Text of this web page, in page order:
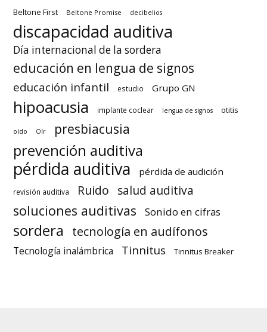
Beltone First Beltone Promise decibelios
discapacidad auditiva
Día internacional de la sordera
educación en lengua de signos
educación infantil estudio Grupo GN
hipoacusia implante coclear lengua de signos otitis
oído Oír presbiacusia
prevención auditiva
pérdida auditiva pérdida de audición
revisión auditiva Ruido salud auditiva
soluciones auditivas Sonido en cifras
sordera tecnología en audífonos
Tecnología inalámbrica Tinnitus Tinnitus Breaker